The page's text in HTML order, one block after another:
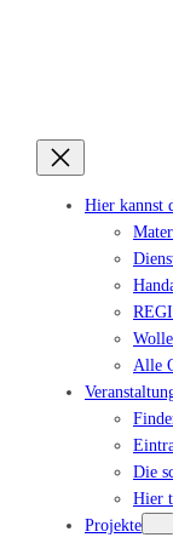
Hier kannst
Alle
Die
Hier
Projekte